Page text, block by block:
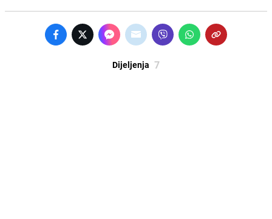
Dijeljenja 7